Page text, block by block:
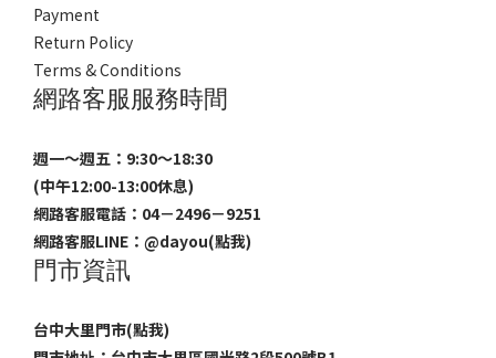
Payment
Return Policy
Terms & Conditions
網路客服服務時間
週一～週五：9:30～18:30
(中午12:00-13:00休息)
網路客服電話：04－2496－9251
網路客服LINE： @dayou(點我)
門市資訊
台中大里門市(點我)